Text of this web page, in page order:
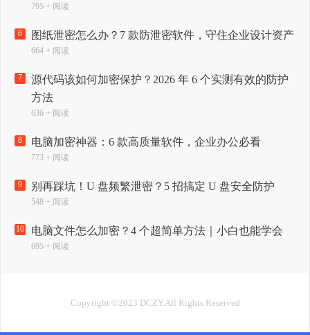
795 + 阅读
6 图纸泄密怎么办？7 款防泄密软件，守住企业设计资产
664 + 阅读
7
源代码该如何加密保护？2026 年 6 个实测有效的防护
方法
636 + 阅读
8 电脑加密神器：6 款高质量软件，企业办公必看
773 + 阅读
9 别再踩坑！U 盘频繁泄密？5 招搞定 U 盘安全防护
548 + 阅读
10 电脑文件怎么加密？4 个超简单方法｜小白也能学会
695 + 阅读
Copyright ©2023 DCZY.All Rights Reserved